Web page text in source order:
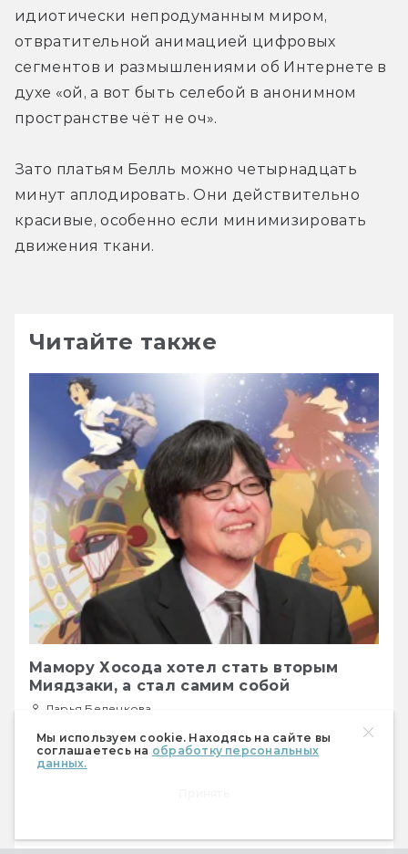
Мы используем cookie. Находясь на сайте вы
соглашаетесь на обработку персональных
данных.
идиотически непродуманным миром,
отвратительной анимацией цифровых
сегментов и размышлениями об Интернете в
духе «ой, а вот быть селебой в анонимном
пространстве чёт не оч».
Зато платьям Белль можно четырнадцать
минут аплодировать. Они действительно
красивые, особенно если минимизировать
движения ткани.
Читайте также
Мамору Хосода хотел стать вторым
Миядзаки, а стал самим собой
Дарья Беленкова
67917